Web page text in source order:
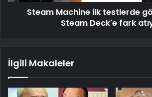
Steam Machine ilk testlerde
Steam Deck'e fark
İlgili Makaleler